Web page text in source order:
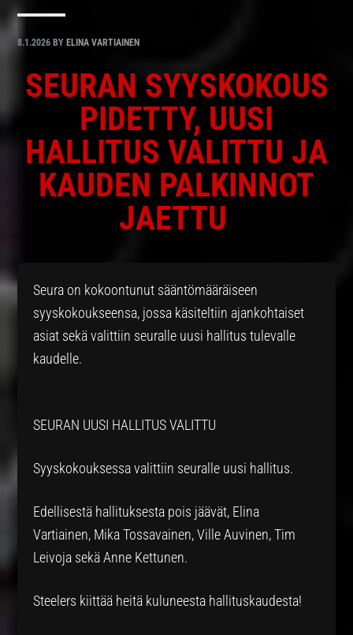
8.1.2026 BY ELINA VARTIAINEN
SEURAN SYYSKOKOUS
PIDETTY, UUSI
HALLITUS VALITTU JA
KAUDEN PALKINNOT
JAETTU
Seura on kokoontunut sääntömääräiseen
syyskokoukseensa, jossa käsiteltiin ajankohtaiset
asiat sekä valittiin seuralle uusi hallitus tulevalle
kaudelle.
SEURAN UUSI HALLITUS VALITTU
Syyskokouksessa valittiin seuralle uusi hallitus.
Edellisestä hallituksesta pois jäävät, Elina
Vartiainen, Mika Tossavainen, Ville Auvinen, Tim
Leivoja sekä Anne Kettunen.
Steelers kiittää heitä kuluneesta hallituskaudesta!